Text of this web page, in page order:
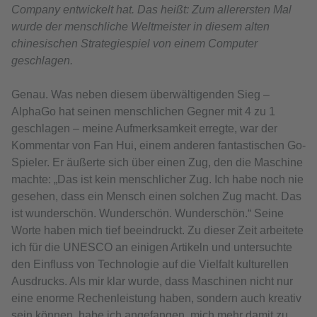
Company entwickelt hat. Das heißt: Zum allerersten Mal
wurde der menschliche Weltmeister in diesem alten
chinesischen Strategiespiel von einem Computer
geschlagen.
Genau. Was neben diesem überwältigenden Sieg –
AlphaGo hat seinen menschlichen Gegner mit 4 zu 1
geschlagen – meine Aufmerksamkeit erregte, war der
Kommentar von Fan Hui, einem anderen fantastischen Go-
Spieler. Er äußerte sich über einen Zug, den die Maschine
machte: „Das ist kein menschlicher Zug. Ich habe noch nie
gesehen, dass ein Mensch einen solchen Zug macht. Das
ist wunderschön. Wunderschön. Wunderschön.“ Seine
Worte haben mich tief beeindruckt. Zu dieser Zeit arbeitete
ich für die UNESCO an einigen Artikeln und untersuchte
den Einfluss von Technologie auf die Vielfalt kulturellen
Ausdrucks. Als mir klar wurde, dass Maschinen nicht nur
eine enorme Rechenleistung haben, sondern auch kreativ